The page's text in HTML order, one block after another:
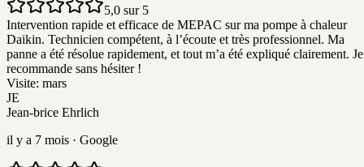
5,0 sur 5
Intervention rapide et efficace de MEPAC sur ma pompe à chaleur
Daikin. Technicien compétent, à l’écoute et très professionnel. Ma
panne a été résolue rapidement, et tout m’a été expliqué clairement. Je
recommande sans hésiter !
Visite: mars
JE
Jean-brice Ehrlich
il y a 7 mois · Google